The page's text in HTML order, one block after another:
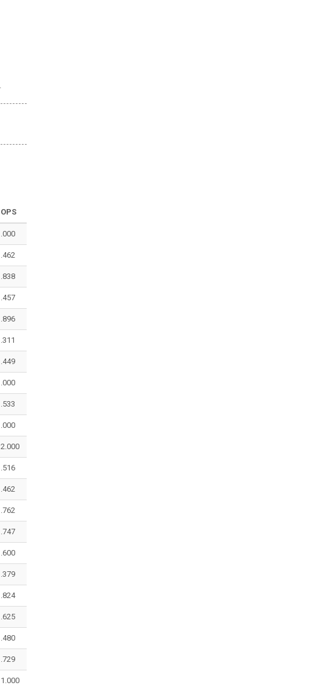
OPS
.000
.462
.838
.457
.896
.311
.449
.000
.533
.000
2.000
.516
.462
.762
.747
.600
.379
.824
.625
.480
.729
1.000